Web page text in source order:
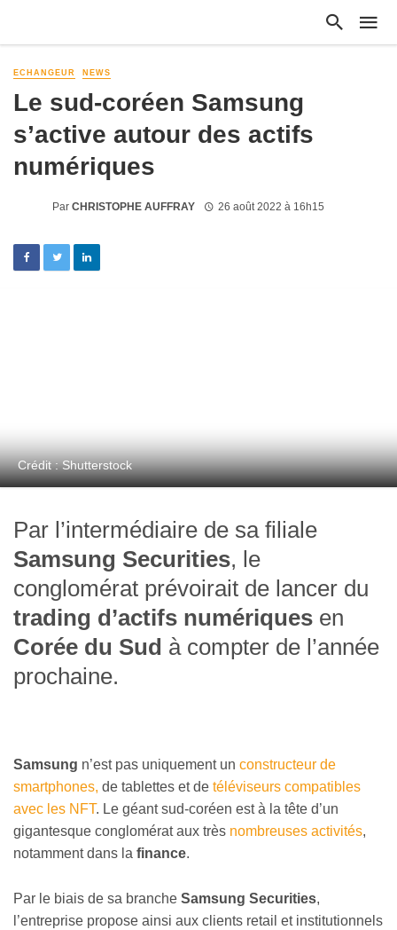
ECHANGEUR NEWS
Le sud-coréen Samsung
s’active autour des actifs
numériques
Par CHRISTOPHE AUFFRAY 26 août 2022 à 16h15
Crédit : Shutterstock
Par l’intermédiaire de sa filiale
Samsung Securities, le
conglomérat prévoirait de lancer du
trading d’actifs numériques en
Corée du Sud à compter de l’année
prochaine.
Samsung n’est pas uniquement un constructeur de
smartphones, de tablettes et de téléviseurs compatibles
avec les NFT. Le géant sud-coréen est à la tête d’un
gigantesque conglomérat aux très nombreuses activités,
notamment dans la finance.
Par le biais de sa branche Samsung Securities,
l’entreprise propose ainsi aux clients retail et institutionnels